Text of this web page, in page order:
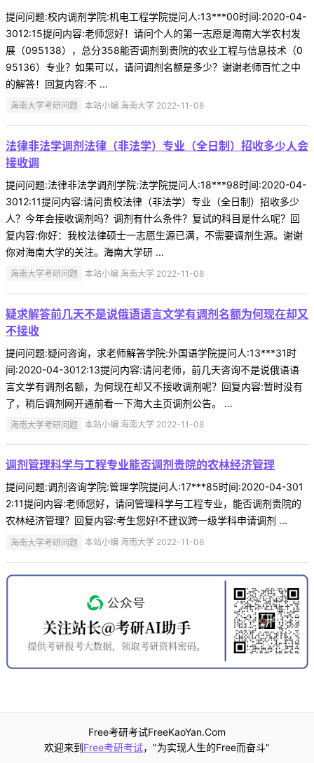
提问问题:校内调剂学院:机电工程学院提问人:13***00时间:2020-04-
3012:15提问内容:老师您好！请问个人的第一志愿是海南大学农村发
展（095138），总分358能否调剂到贵院的农业工程与信息技术（0
95136）专业？如果可以，请问调剂名额是多少？谢谢老师百忙之中
的解答！回复内容:不 ...
海南大学考研问题 本站小编 海南大学 2022-11-08
法律非法学调剂法律（非法学）专业（全日制）招收多少人会
接收调
提问问题:法律非法学调剂学院:法学院提问人:18***98时间:2020-04-
3012:11提问内容:请问贵校法律（非法学）专业（全日制）招收多少
人？今年会接收调剂吗？调剂有什么条件？复试的科目是什么呢？回
复内容:你好：我校法律硕士一志愿生源已满，不需要调剂生源。谢谢
你对海南大学的关注。海南大学研 ...
海南大学考研问题 本站小编 海南大学 2022-11-08
疑求解答前几天不是说俄语语言文学有调剂名额为何现在却又
不接收
提问问题:疑问咨询，求老师解答学院:外国语学院提问人:13***31时
间:2020-04-3012:13提问内容:请问老师，前几天咨询不是说俄语语
言文学有调剂名额，为何现在却又不接收调剂呢？回复内容:暂时没有
了，稍后调剂网开通前看一下海大主页调剂公告。 ...
海南大学考研问题 本站小编 海南大学 2022-11-08
调剂管理科学与工程专业能否调剂贵院的农林经济管理
提问问题:调剂咨询学院:管理学院提问人:17***85时间:2020-04-301
2:11提问内容:老师您好，请问管理科学与工程专业，能否调剂贵院的
农林经济管理？回复内容:考生您好!不建议跨一级学科申请调剂 ...
海南大学考研问题 本站小编 海南大学 2022-11-08
Free考研考试FreeKaoYan.Com
欢迎来到Free考研考试，"为实现人生的Free而奋斗"